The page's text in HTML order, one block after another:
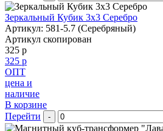
Зеркальный Кубик 3х3 Серебро
Артикул: 581-5.7 (Серебряный)
Артикул скопирован
325 р
325 р
ОПТ
цена и
наличие
В корзине
Перейти
-